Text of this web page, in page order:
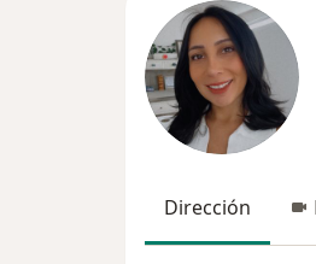
Dirección